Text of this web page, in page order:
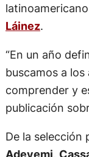
Láinez.
“En un año
buscamos a
comprender y
publicación
De la selección
Adeyemi,